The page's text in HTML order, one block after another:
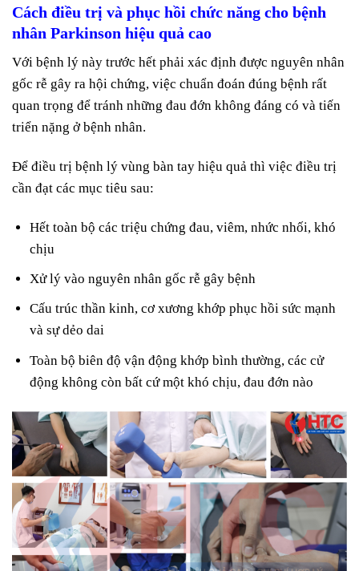
Cách điều trị và phục hồi chức năng cho bệnh
nhân Parkinson hiệu quả cao
Với bệnh lý này trước hết phải xác định được nguyên nhân
gốc rễ gây ra hội chứng, việc chuẩn đoán đúng bệnh rất
quan trọng để tránh những đau đớn không đáng có và tiến
triển nặng ở bệnh nhân.
Để điều trị bệnh lý vùng bàn tay hiệu quả thì việc điều trị
cần đạt các mục tiêu sau:
Hết toàn bộ các triệu chứng đau, viêm, nhức nhối, khó
chịu
Xử lý vào nguyên nhân gốc rễ gây bệnh
Cấu trúc thần kinh, cơ xương khớp phục hồi sức mạnh
và sự dẻo dai
Toàn bộ biên độ vận động khớp bình thường, các cử
động không còn bất cứ một khó chịu, đau đớn nào